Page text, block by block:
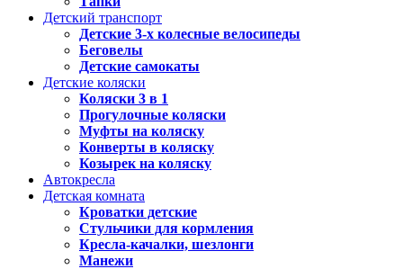
Детский транспорт
Детские 3-х колесные велосипеды
Беговелы
Детские самокаты
Детские коляски
Коляски 3 в 1
Прогулочные коляски
Муфты на коляску
Конверты в коляску
Козырек на коляску
Автокресла
Детская комната
Кроватки детские
Стульчики для кормления
Кресла-качалки, шезлонги
Манежи